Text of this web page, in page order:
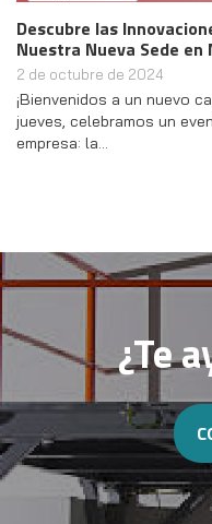
Descubre las
Nuestra Nueva Sede en
2 de octubre de 2024
¡Bienvenidos a un nuevo
jueves, celebramos un
empresa: la…
¿Te